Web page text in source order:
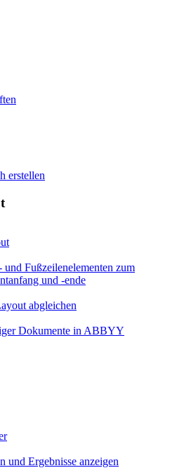
erstellen
Fußzeilenelementen zum
und -ende
abgleichen
Dokumente in ABBYY
und Ergebnisse anzeigen